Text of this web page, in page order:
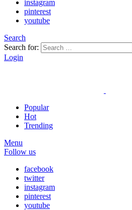
instagram
pinterest
youtube
Search
Search for:
Login
Popular
Hot
Trending
Menu
Follow us
facebook
twitter
instagram
pinterest
youtube